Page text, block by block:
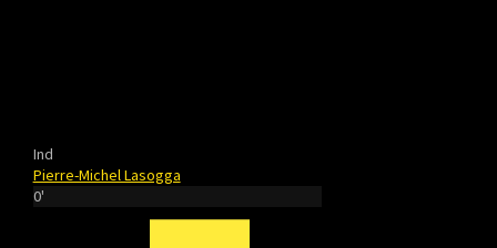
Ind
Pierre-Michel Lasogga
0'